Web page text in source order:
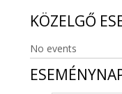
KÖZELGŐ
No events